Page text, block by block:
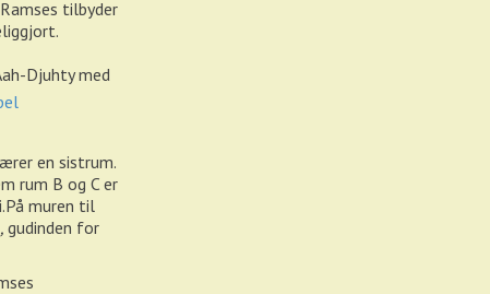
tilbyder
Djuhty med
en sistrum.
rum B og C er
muren til
, gudinden for